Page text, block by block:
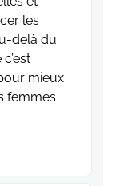
les
delà du
mieux
femmes